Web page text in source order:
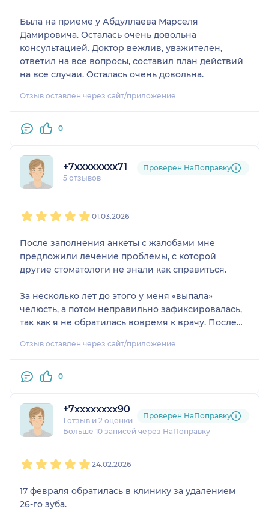
Была на приеме у Абдуллаева Марселя
Дамировича. Осталась очень довольна
консультацией. Доктор вежлив, уважителен,
ответил на все вопросы, составил план действий
на все случаи. Осталась очень довольна.
Отзыв оставлен через сайт/приложение
0
+7xxxxxxxx71
5 отзывов
Проверен НаПоправку
01.03.2026
После заполнения анкеты с жалобами мне
предложили лечение проблемы, с которой
другие стоматологи не знали как справиться.
За несколько лет до этого у меня «выпала»
челюсть, а потом неправильно зафиксировалась,
так как я не обратилась вовремя к врачу. После
и появились щелчки и боль при пережёвывании
случается после носки брекетов.
Стоматолог по полису ОМС посоветовала носить
пожизненно капу, однако это бы не решило
проблему. В Кредусе мне предложили поставить
оказалось долгим и дорогим: ≈500т.р. 🙈 с учетом
накладок, КТ. Цена была известна изначально, не
нужно было каждый прием доплачивать в карман
Отзыв оставлен через сайт/приложение
0
+7xxxxxxxx90
1 отзыв и 2 оценки
Больше 10 записей через НаПоправку
Проверен НаПоправку
24.02.2026
17 февраля обратилась в клинику за удалением
26-го зуба.